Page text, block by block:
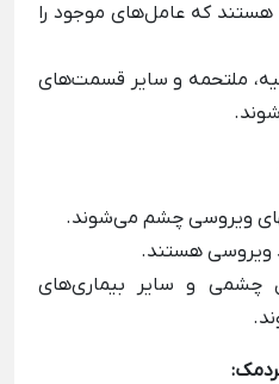
که عامل‌های موجود را
ملتحمه و سایر قسمت‌های
ویروسی چشم می‌شوند.
ویروسی هستند.
چشمی و سایر بیماری‌های